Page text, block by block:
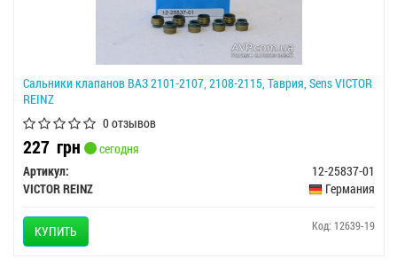
Сальники клапанов ВАЗ 2101-2107, 2108-2115, Таврия, Sens VICTOR
REINZ
0 отзывов
227 грн
сегодня
Артикул:
12-25837-01
VICTOR REINZ
Германия
КУПИТЬ Код: 12639-19